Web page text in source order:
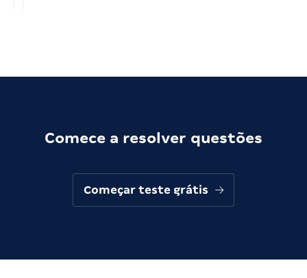
Comece a resolver questões
Começar teste grátis